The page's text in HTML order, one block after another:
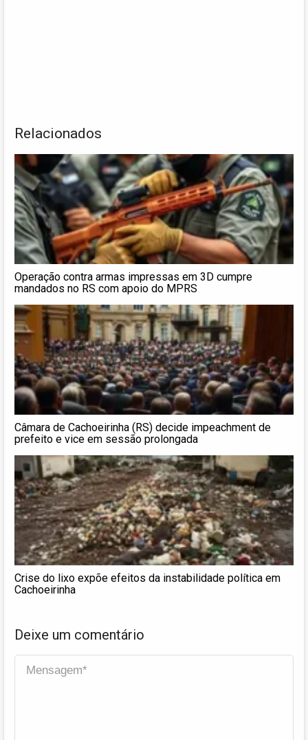
Relacionados
Operação contra armas impressas em 3D cumpre
mandados no RS com apoio do MPRS
Câmara de Cachoeirinha (RS) decide impeachment de
prefeito e vice em sessão prolongada
Crise do lixo expõe efeitos da instabilidade política em
Cachoeirinha
Deixe um comentário